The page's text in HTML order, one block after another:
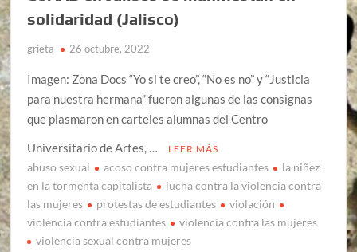
solidaridad (Jalisco)
grieta 26 octubre, 2022
Imagen: Zona Docs “Yo si te creo”, “No es no” y “Justicia
para nuestra hermana” fueron algunas de las consignas
que plasmaron en carteles alumnas del Centro
Universitario de Artes, …
LEER MÁS
abuso sexual acoso contra mujeres estudiantes
la niñez
en la tormenta capitalista
lucha contra la violencia contra
las mujeres
protestas de estudiantes
violación
violencia contra estudiantes
violencia contra las mujeres
violencia sexual contra mujeres